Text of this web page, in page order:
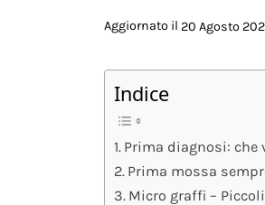
Aggiornato il 20 Agosto
Indice
Prima diagnosi: che
Prima mossa
Micro graffi –